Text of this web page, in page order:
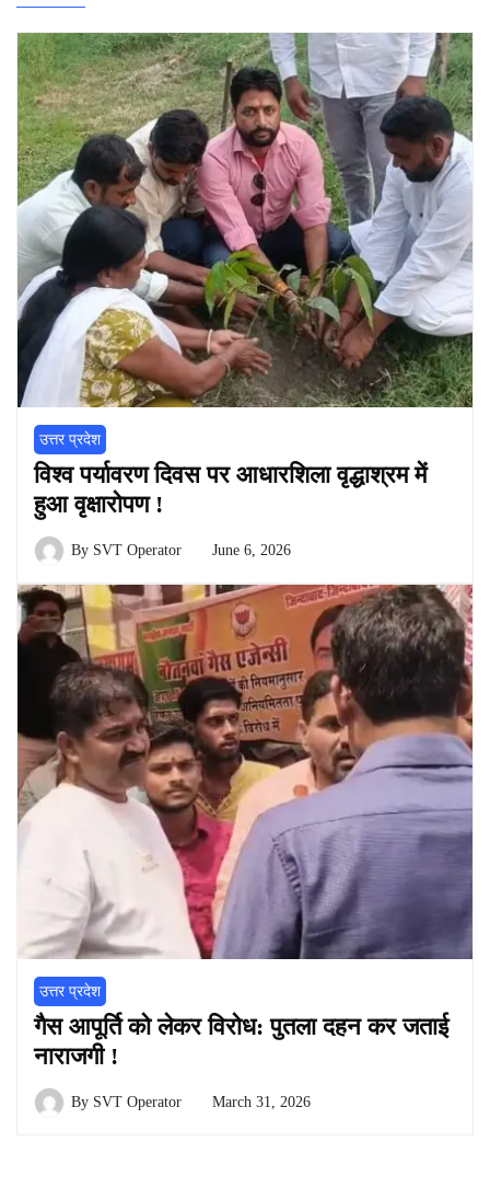
उत्तर प्रदेश
विश्व पर्यावरण दिवस पर आधारशिला वृद्धाश्रम में
हुआ वृक्षारोपण !
By SVT Operator June 6, 2026
उत्तर प्रदेश
गैस आपूर्ति को लेकर विरोध: पुतला दहन कर जताई
नाराजगी !
By SVT Operator March 31, 2026